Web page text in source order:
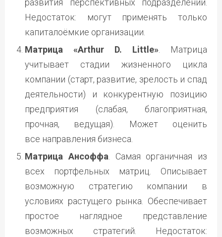
развития перспективных подразделений.
Недостаток: могут применять только
капиталоёмкие организации.
Матрица «Arthur D. Little» . Матрица
учитывает стадии жизненного цикла
компании (старт, развитие, зрелость и спад
деятельности) и конкурентную позицию
предприятия (слабая, благоприятная,
прочная, ведущая). Может оценить
все направления бизнеса.
Матрица Ансоффа . Самая органичная из
всех портфельных матриц. Описывает
возможную стратегию компании в
условиях растущего рынка. Обеспечивает
простое наглядное представление
возможных стратегий. Недостаток: